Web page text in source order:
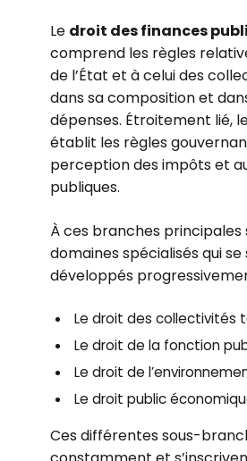
Le droit des finances
comprend les règles
de l’État et à celui des
dans sa composition et
dépenses. Étroitement lié,
établit les règles
perception des impôts et
publiques.
À ces branches principales
domaines spécialisés qui se
développés
Le droit des collectivités
Le droit de la fonction
Le droit de
Le droit public
Ces différentes sous-